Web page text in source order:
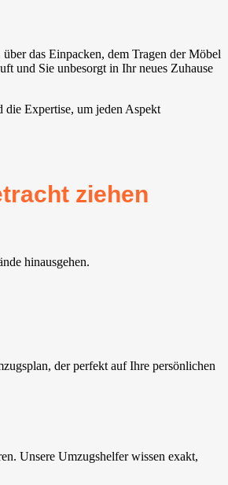
das Einpacken, dem Tragen der Möbel
und Sie unbesorgt in Ihr neues Zuhause
Expertise, um jeden Aspekt
ziehen
hinausgehen.
der perfekt auf Ihre persönlichen
Unsere Umzugshelfer wissen exakt,